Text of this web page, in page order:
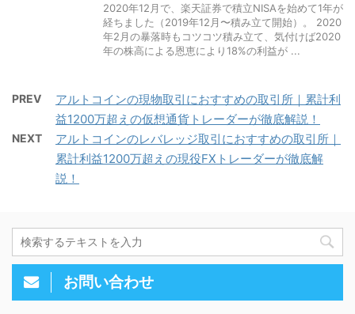
2020年12月で、楽天証券で積立NISAを始めて1年が
経ちました（2019年12月〜積み立て開始）。 2020
年2月の暴落時もコツコツ積み立て、気付けば2020
年の株高による恩恵により18%の利益が ...
PREV
アルトコインの現物取引におすすめの取引所｜累計利
益1200万超えの仮想通貨トレーダーが徹底解説！
NEXT
アルトコインのレバレッジ取引におすすめの取引所｜
累計利益1200万超えの現役FXトレーダーが徹底解
説！
お問い合わせ